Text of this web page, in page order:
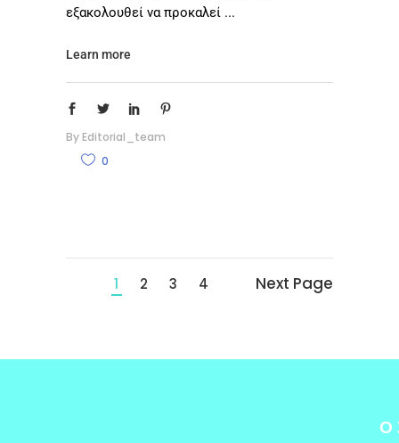
εξακολουθεί να προκαλεί
Learn more
By Editorial_team
0
1 2 3 4 Next Page
Ο